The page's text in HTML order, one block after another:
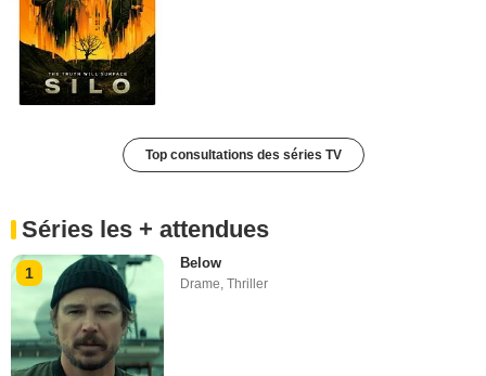
Top consultations des séries TV
Séries les + attendues
1
Below
Drame,Thriller